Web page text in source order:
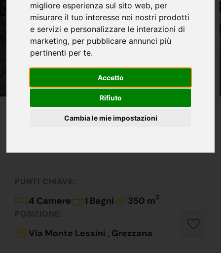
migliore esperienza sul sito web, per
misurare il tuo interesse nei nostri prodotti
e servizi e personalizzare le interazioni di
marketing, per pubblicare annunci più
pertinenti per te.
Accetto
Rifiuto
Cambia le mie impostazioni
La Villa Che Aspettavi !!!
PUNTI CHIAVE:
4 Camere 1 Bagni 350 m2
POSIZIONE:
Via Monte Lessini , Grezzana